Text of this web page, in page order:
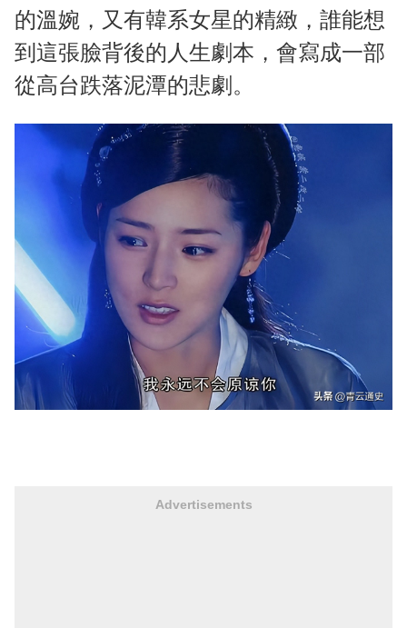
的溫婉，又有韓系女星的精緻，誰能想
到這張臉背後的人生劇本，會寫成一部
從高台跌落泥潭的悲劇。
Advertisements